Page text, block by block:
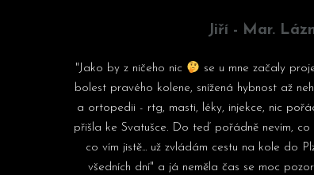
Jiří - Mar.
"Jako by z ničeho nic
se u mne začaly
bolest pravého kolene, snížená hybnost až
a ortopedii - rtg, masti, léky, injekce, nic
přišla ke Svatušce. Do teď pořádně nevím, co
co vím jistě... už zvládám cestu na kole do
všedních dní" a já neměla čas se moc